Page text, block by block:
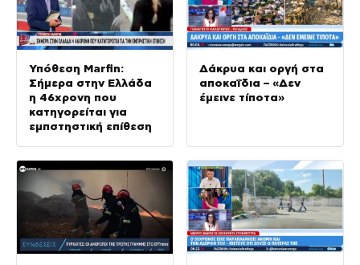
Υπόθεση Marfin:
Σήμερα στην Ελλάδα
η 46χρονη που
κατηγορείται για
εμπστηστική επίθεση
Δάκρυα και οργή στα
αποκαΐδια – «Δεν
έμεινε τίποτα»